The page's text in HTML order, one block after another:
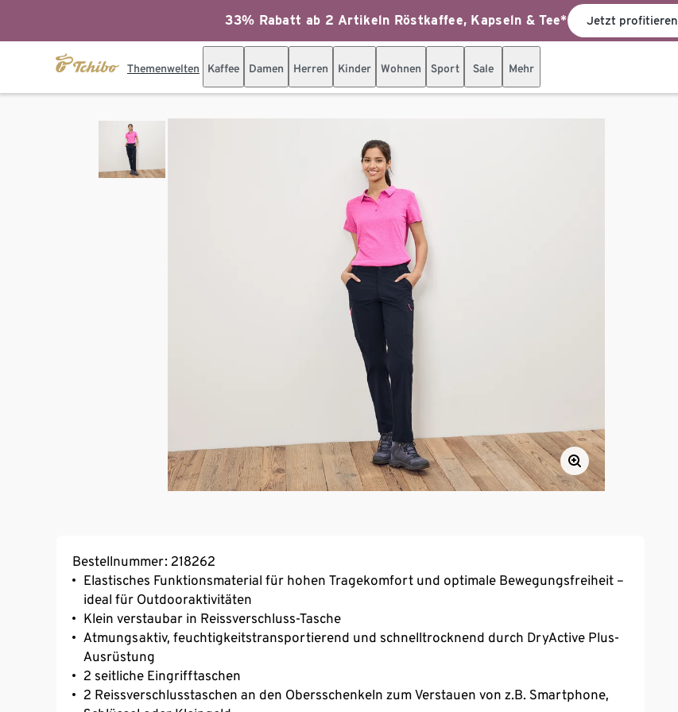
33% Rabatt ab 2 Artikeln Röstkaffee, Kapseln & Tee* Jetzt profitieren
Themenwelten Kaffee Damen Herren Kinder Wohnen Sport Sale Mehr
Bestellnummer: 218262
Elastisches Funktionsmaterial für hohen Tragekomfort und optimale Bewegungsfreiheit –
ideal für Outdooraktivitäten
Klein verstaubar in Reissverschluss-Tasche
Atmungsaktiv, feuchtigkeitstransportierend und schnelltrocknend durch DryActive Plus-
Ausrüstung
2 seitliche Eingrifftaschen
2 Reissverschlusstaschen an den Obersschenkeln zum Verstauen von z.B. Smartphone,